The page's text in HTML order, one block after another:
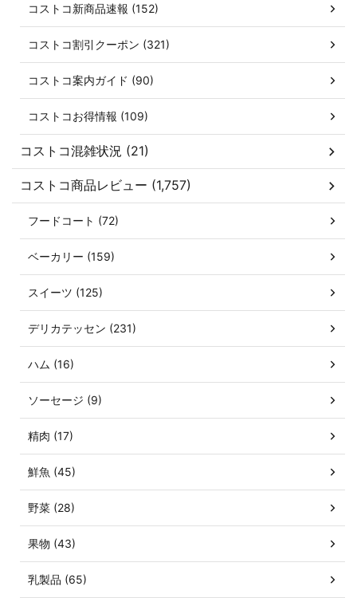
コストコ新商品速報 (152)
コストコ割引クーポン (321)
コストコ案内ガイド (90)
コストコお得情報 (109)
コストコ混雑状況 (21)
コストコ商品レビュー (1,757)
フードコート (72)
ベーカリー (159)
スイーツ (125)
デリカテッセン (231)
ハム (16)
ソーセージ (9)
精肉 (17)
鮮魚 (45)
野菜 (28)
果物 (43)
乳製品 (65)